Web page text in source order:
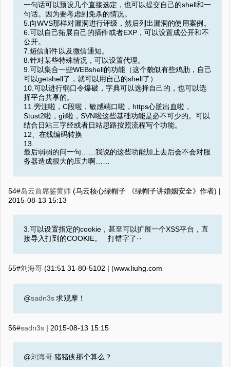
一句话可以预设几个直接选定，也可以提交自己的shell和一
句话。因为要考虑到免杀的情况。
5.向WVS那样对漏洞进行评级，然后列出漏洞的使用案例。
6.可以自己拓展自己的插件或者EXP，可以设置成公开和不
公开。
7.短信邮件以及微信通知。
8.针对某些特殊情况，可以设置代理。
9.可以集合一些WEBshell的功能（这个貌似有些鸡肋，自己
可以getshell了，就可以用自己的shell了）
10.可以进行弱口令爆破，字典可以选择自己的，也可以选
择平台共享的。
11.旁注啦，C段啦，敏感端口啦，https心脏出血啦，
Stust2啦，git啦，SVN啦这些基础功能是必不可少的。可以
结合日站三字经或者日站思路按照流程写个功能。
12、在线编码转换
13.
最后弱弱的问一句……我说的这些功能加上去后会不会对服
务器造成很大的压力啊……
54#岛云首席鉴黄师 (乌云核心绿帽子 《绿帽子讲婚姻安全》作者) |
2015-08-13 15:13
3.可以设置指定的cookie，甚至可以扩展一个XSS平台，直
接导入打到的COOKIE。 打错字了··
55#刘海哥 (‮moc.ghuil.www) |
2015-08-13 15:13
@sadn3s求观摩！
56#sadn3s | 2015-08-13 15:15
@刘海哥 猪猪侠那个算么？